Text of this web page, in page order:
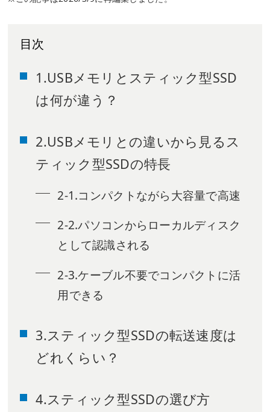
目次
1.USBメモリとスティック型SSD
は何が違う？
2.USBメモリとの違いから見るス
ティック型SSDの特長
2-1.コンパクトながら大容量で高速
2-2.パソコンからローカルディスク
として認識される
2-3.ケーブル不要でコンパクトに活
用できる
3.スティック型SSDの転送速度は
どれくらい？
4.スティック型SSDの選び方